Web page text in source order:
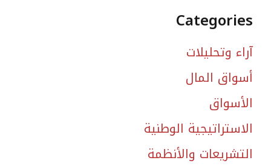
Categories
آراء وتحليلات
أسواق المال
الأسواق
الاستراتيجية الوطنية
التشريعات والأنظمة